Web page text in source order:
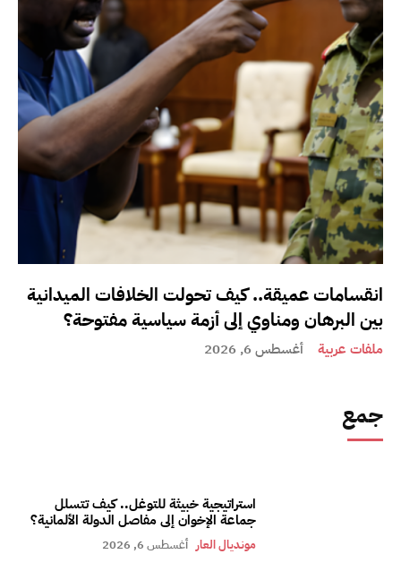
انقسامات عميقة.. كيف تحولت الخلافات الميدانية
بين البرهان ومناوي إلى أزمة سياسية مفتوحة؟
ملفات عربية أغسطس 6, 2026
جمع
استراتيجية خبيثة للتوغل.. كيف تتسلل
جماعة الإخوان إلى مفاصل الدولة الألمانية؟
مونديال العار أغسطس 6, 2026